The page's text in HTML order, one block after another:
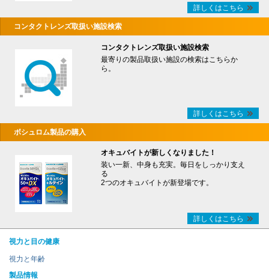
詳しくはこちら
コンタクトレンズ取扱い施設検索
コンタクトレンズ取扱い施設検索
最寄りの製品取扱い施設の検索はこちらか
ら。
詳しくはこちら
ボシュロム製品の購入
オキュバイトが新しくなりました！
装い一新、中身も充実。毎日をしっかり支え
る
2つのオキュバイトが新登場です。
詳しくはこちら
視力と目の健康
視力と年齢
製品情報